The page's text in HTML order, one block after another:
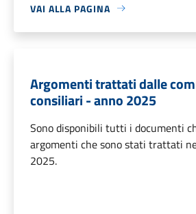
VAI ALLA PAGINA
Argomenti trattati dalle
consiliari - anno 2025
Sono disponibili tutti i documenti
argomenti che sono stati trattati
2025.